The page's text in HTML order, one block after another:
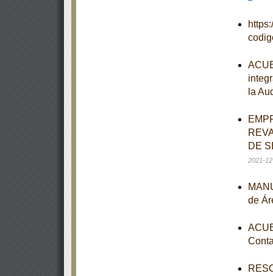
la
DE
2021-
de